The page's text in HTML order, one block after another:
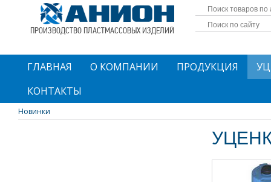
ПРОИЗВОДСТВО ПЛАСТМАССОВЫХ ИЗДЕЛИЙ
ГЛАВНАЯ О КОМПАНИИ ПРОДУКЦИЯ
КОНТАКТЫ
Новинки